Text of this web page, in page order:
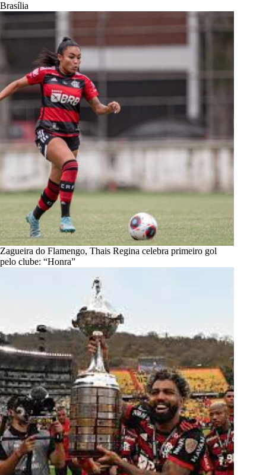
Brasília
Zagueira do Flamengo, Thais Regina celebra primeiro gol
pelo clube: “Honra”